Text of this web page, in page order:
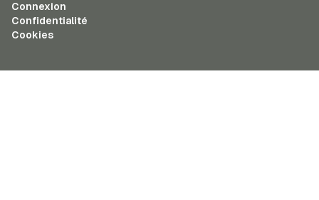
Connexion
Confidentialité
Cookies